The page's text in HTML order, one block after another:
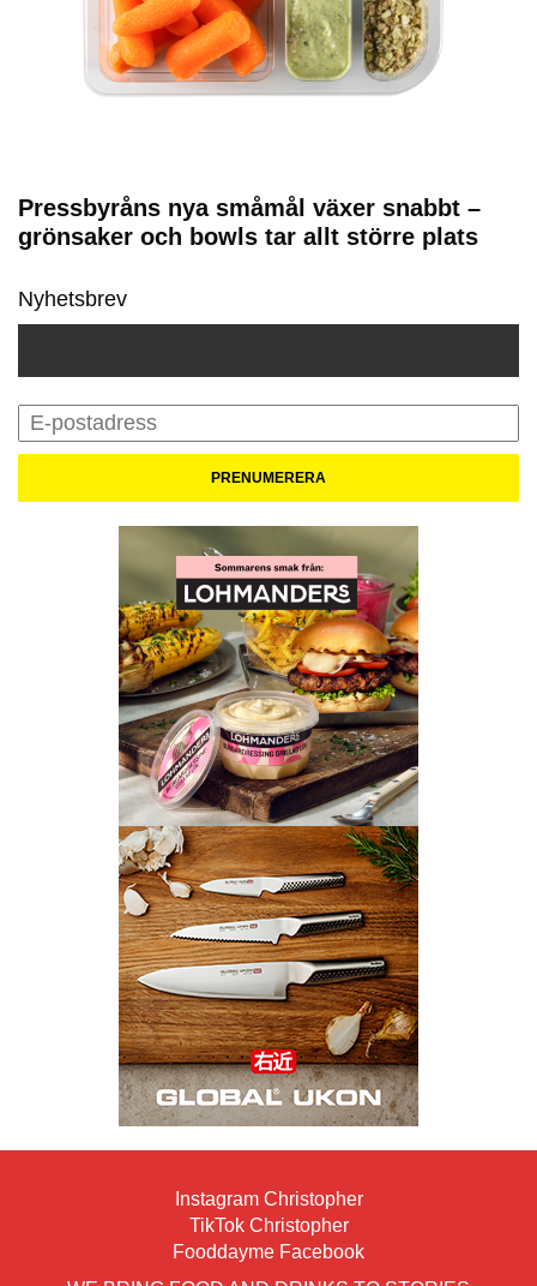
Pressbyråns nya småmål växer snabbt –
grönsaker och bowls tar allt större plats
Nyhetsbrev
Instagram Christopher
TikTok Christopher
Fooddayme Facebook